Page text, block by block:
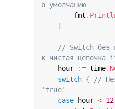
о умолчанию
        fmt
.
}
// Switch без
к чистая
    hour
:= time.
switch {
//
'true'
case hour < 12